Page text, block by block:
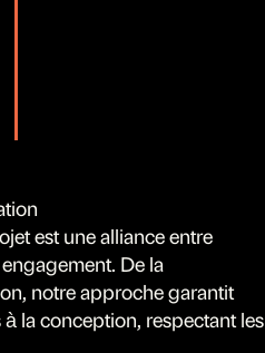
est une alliance entre
De la
notre approche garantit
la conception, respectant les